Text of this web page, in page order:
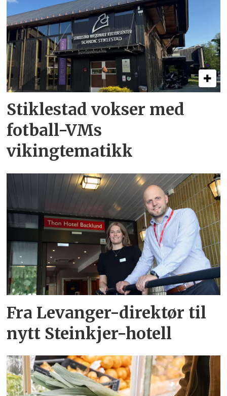
Stiklestad vokser med
fotball-VMs
vikingtematikk
Fra Levanger-direktør til
nytt Steinkjer-hotell